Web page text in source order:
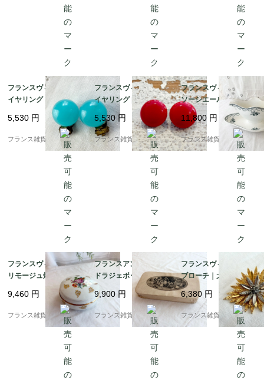
フランスヴィンテージ
イヤリング | 鮮やかな
ターコイズブルー カボ
ション ドーム | 1950-6
5,530 円
フランス雑貨chouchou
フランスヴィンテージ
イヤリング | コロンと
可愛い赤のカボション
ドーム | 1950年頃
5,530円
フランス雑貨chouchou
フランスヴィンテージ
ソーシエール | サンタ
マン（St.Amand）繊
細なガーランドと可憐
な花柄 |1950年～60年
頃
11,800 円
フランス雑貨chouchou
フランスヴィンテージ
リモージュ焼き ボンボ
ニエール | 金彩と繊細
な花束の小物入れ |190
0年代中頃
9,460 円
フランス雑貨chouchou
フランスアンティーク
ドラジェボックス | 幸
せを運ぶ小さな宝物箱
(ペーパーボックス) | 19
00年代初期
9,900 円
フランス雑貨chouchou
フランスヴィンテージ
ブローチ｜大輪ひまわ
り ゴールドの花びら 大
胆で優美 |1960-70年頃
6,380 円
フランス雑貨chouchou